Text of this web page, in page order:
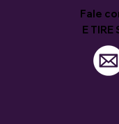
Fale
E TIRE